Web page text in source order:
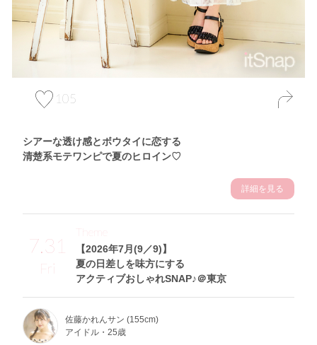
105
シアーな透け感とボウタイに恋する
清楚系モテワンピで夏のヒロイン♡
詳細を見る
7.31
Fri
【2026年7月(9／9)】
夏の日差しを味方にする
アクティブおしゃれSNAP♪＠東京
Theme
佐藤かれんサン (155cm)
アイドル・25歳